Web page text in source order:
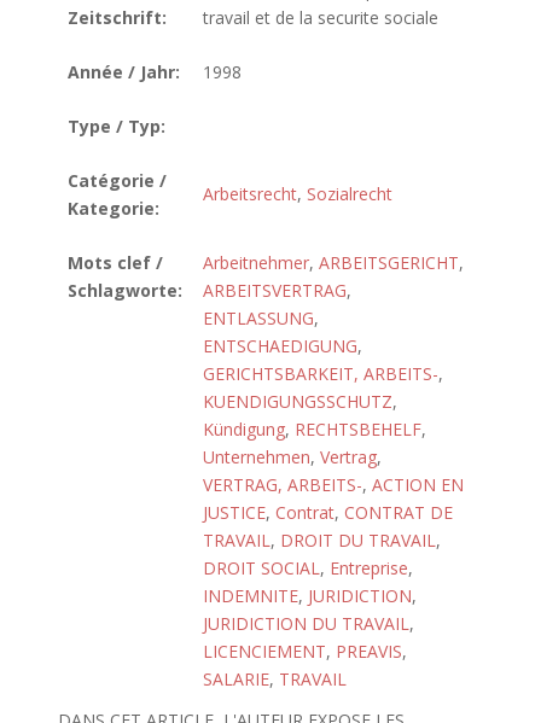
Zeitschrift:
travail et de la securite sociale
Année / Jahr: 1998
Type / Typ:
Catégorie /
Kategorie:
Arbeitsrecht, Sozialrecht
Mots clef /
Schlagworte:
Arbeitnehmer, ARBEITSGERICHT,
ARBEITSVERTRAG,
ENTLASSUNG,
ENTSCHAEDIGUNG,
GERICHTSBARKEIT, ARBEITS-,
KUENDIGUNGSSCHUTZ,
Kündigung, RECHTSBEHELF,
Unternehmen, Vertrag,
VERTRAG, ARBEITS-, ACTION EN
JUSTICE, Contrat, CONTRAT DE
TRAVAIL, DROIT DU TRAVAIL,
DROIT SOCIAL, Entreprise,
INDEMNITE, JURIDICTION,
JURIDICTION DU TRAVAIL,
LICENCIEMENT, PREAVIS,
SALARIE, TRAVAIL